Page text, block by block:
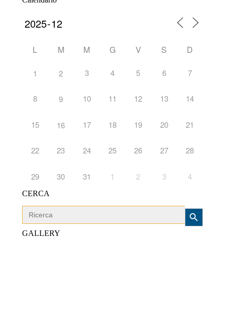
L M M G V S D
1 2 3 4 5 6 7
8 9 10 11 12 13 14
15 16 17 18 19 20 21
22 23 24 25 26 27 28
29 30 31 1 2 3 4
CERCA
Search
for:
Search Button
GALLERY